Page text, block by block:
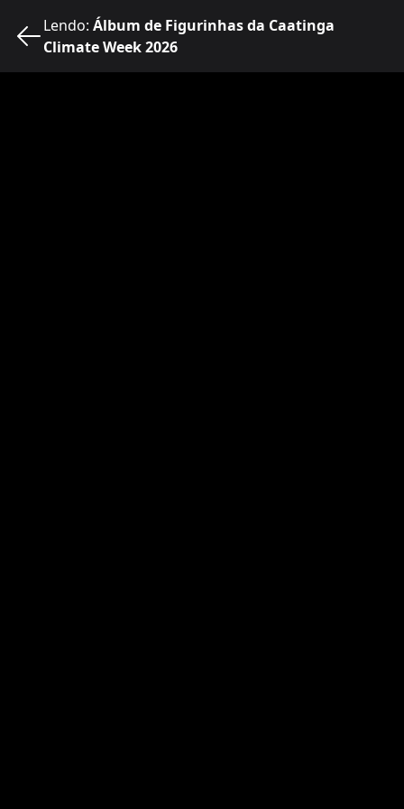
Lendo: Álbum de Figurinhas da Caatinga
Climate Week 2026